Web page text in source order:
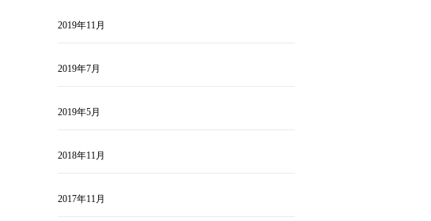
2019年11月
2019年7月
2019年5月
2018年11月
2017年11月